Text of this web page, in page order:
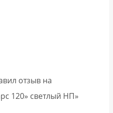
отзыв на
120» светлый НП»